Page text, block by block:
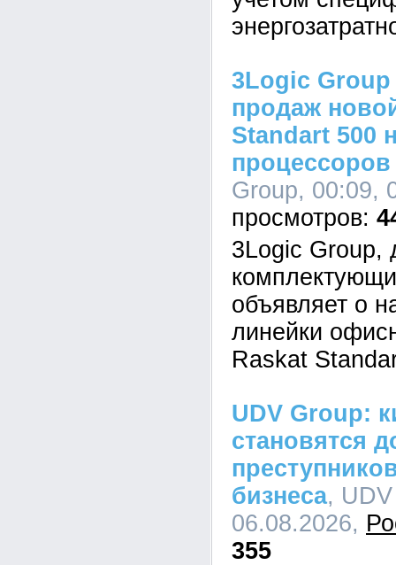
3Logic Group
продаж
Standart 500
Group, 00:09,
3Logic Group,
объявляет о
линейки
Raskat
UDV Group:
становятся
бизнеса,
06.08.2026,
355